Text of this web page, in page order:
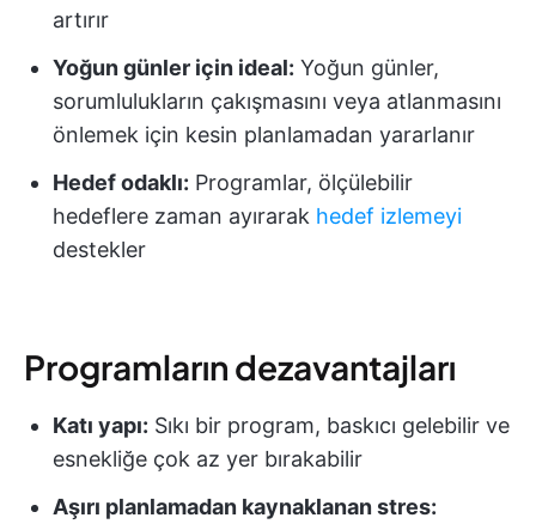
artırır
Yoğun günler için ideal: Yoğun günler,
sorumlulukların çakışmasını veya atlanmasını
önlemek için kesin planlamadan yararlanır
Hedef odaklı: Programlar, ölçülebilir
hedeflere zaman ayırarak hedef izlemeyi
destekler
Programların dezavantajları
Katı yapı: Sıkı bir program, baskıcı gelebilir ve
esnekliğe çok az yer bırakabilir
Aşırı planlamadan kaynaklanan stres: